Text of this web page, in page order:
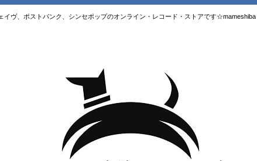
ヴ、ポストパンク、シンセポップのオンライン・レコード・ストアです